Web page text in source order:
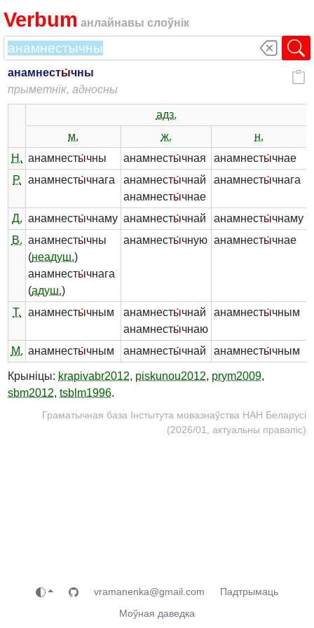
Verbum анлайнавы слоўнік
анамнесты́чны
прыметнік, адносны
адз.
м.
ж.
н.
Н. анамнесты́чны анамнесты́чная анамнесты́чнае
Р.
анамнесты́чнага анамнесты́чнай
анамнесты́чнае
анамнесты́чнага
Д. анамнесты́чнаму анамнесты́чнай анамнесты́чнаму
В. анамнесты́чны
(неадуш.)
анамнесты́чнага
(адуш.)
анамнесты́чную анамнесты́чнае
Т.
анамнесты́чным анамнесты́чнай
анамнесты́чнаю
анамнесты́чным
М. анамнесты́чным анамнесты́чнай анамнесты́чным
Крыніцы: krapivabr2012, piskunou2012, prym2009,
sbm2012, tsblm1996.
Граматычная база Інстытута мовазнаўства НАН Беларусі
(2026/01, актуальны правапіс)
vramanenka@gmail.com
Падтрымаць
Моўная даведка